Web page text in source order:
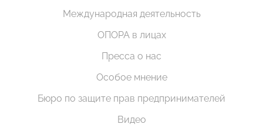
Международная деятельность
ОПОРА в лицах
Пресса о нас
Особое мнение
Бюро по защите прав предпринимателей
Видео